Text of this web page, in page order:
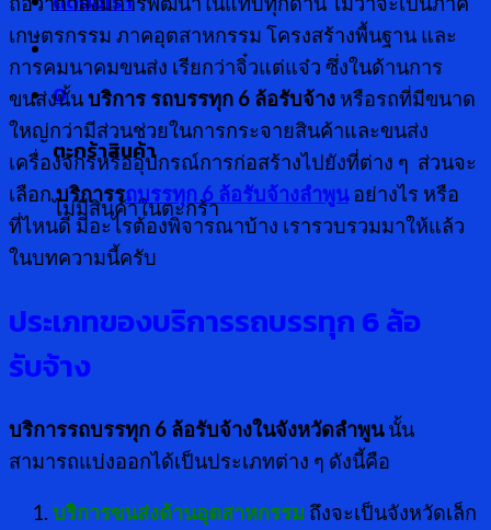
0
ตะกร้าสินค้า
ไม่มีสินค้าในตะกร้า
เกษตรกรรม ภาคอุตสาหกรรม โครงสร้างพื้นฐาน และ
การคมนาคมขนส่ง เรียกว่าจิ๋วแต่แจ๋ว ซึ่งในด้านการ
ขนส่งนั้นบริการ รถบรรทุก 6 ล้อรับจ้าง หรือรถที่มีขนาด
ใหญ่กว่ามีส่วนช่วยในการกระจายสินค้าและขนส่ง
เครื่องจักรหรืออุปกรณ์การก่อสร้างไปยังที่ต่าง ๆ ส่วนจะ
เลือกบริการรถบรรทุก 6 ล้อรับจ้างลำพูนอย่างไร หรือ
ที่ไหนดี มีอะไรต้องพิจารณาบ้าง เรารวบรวมมาให้แล้ว
ในบทความนี้ครับ
ประเภทของบริการรถบรรทุก6 ล้อ
รับจ้าง
บริการรถบรรทุก 6 ล้อรับจ้างในจังหวัดลำพูนนั้น
สามารถแบ่งออกได้เป็นประเภทต่าง ๆ ดังนี้คือ
บริการขนส่งด้านอุตสาหกรรม ถึงจะเป็นจังหวัดเล็ก